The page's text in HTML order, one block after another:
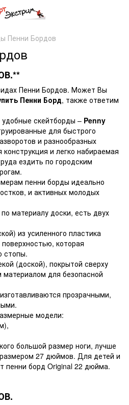
Пенни Бордов
Пенни Бордов. Может Вы
Пенни Борд, также ответим
скейтборды – Penny
для быстрого
и разнообразных
и легко набираемая
ездить по городским
пенни борды идеально
и активных молодых
материалу доски, есть двух
из усиленного пластика
которая
стопы.
(доской), покрытой сверху
для безопасной
прозрачными,
модели:
большой размер ноги, лучше
27 дюймов. Для детей и
пенни борд Original 22 дюйма.